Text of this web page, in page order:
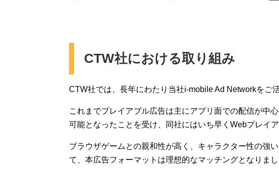
CTW社における取り組み
CTW社では、長年にわたり当社i-mobile Ad Networkをご
これまでプレイアブル広告は主にアプリ面での配信が中
可能となったことを受け、同社にはいち早くWebプレイ
ブラウザゲームとの親和性が高く、キャラクター性の強
て、本広告フォーマットは理想的なマッチングとなりまし